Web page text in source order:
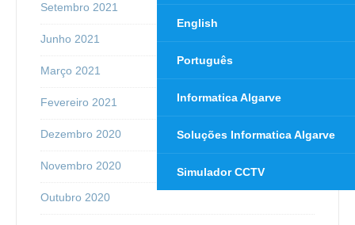
Setembro 2021
Junho 2021
Março 2021
Fevereiro 2021
Dezembro 2020
Novembro 2020
Outubro 2020
English
Português
Informatica Algarve
Soluções Informatica Algarve
Simulador CCTV